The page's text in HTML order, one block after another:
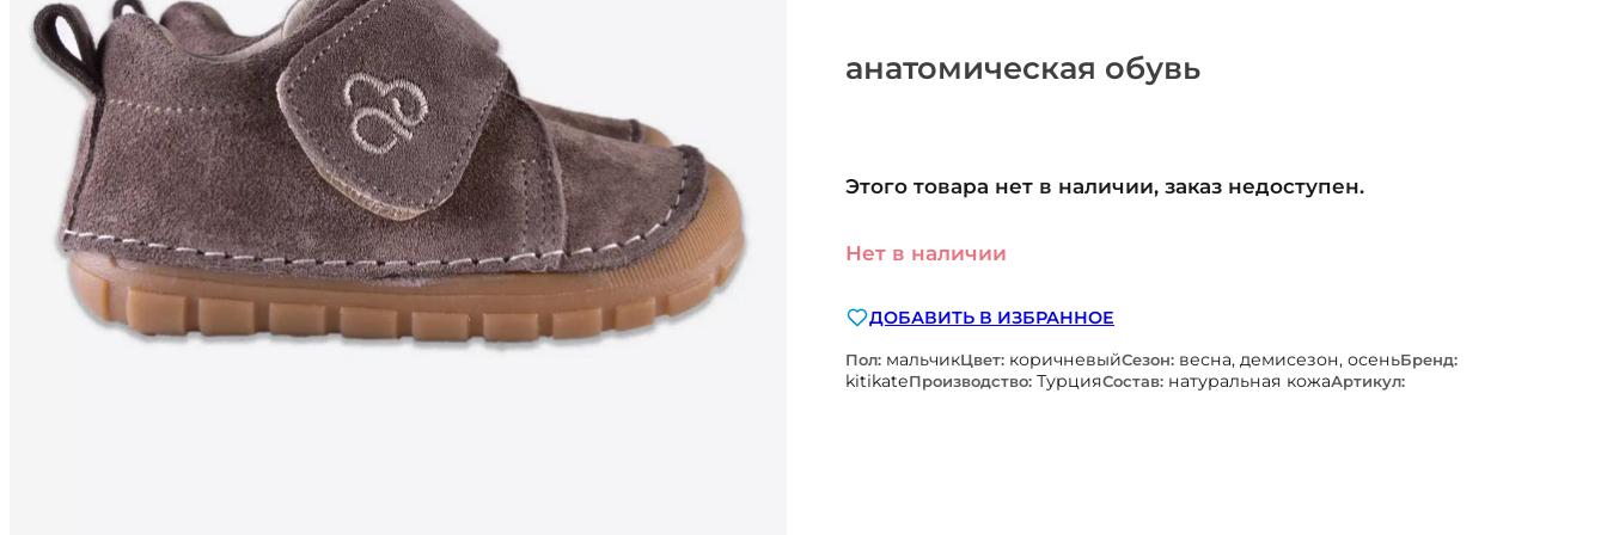
анатомическая обувь
Этого товара нет в наличии, заказ недоступен.
Нет в наличии
ДОБАВИТЬ В ИЗБРАННОЕ
Пол: мальчикЦвет: коричневыйСезон: весна, демисезон, осеньБренд:
kitikateПроизводство: ТурцияСостав: натуральная кожаАртикул: